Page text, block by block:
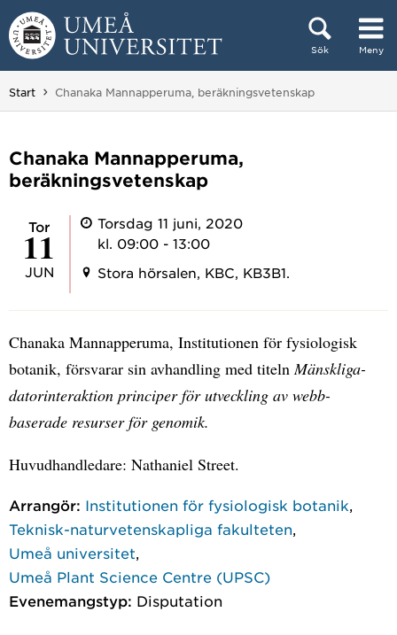
Hoppa direkt till innehållet
Sök Meny
Huvudmenyn dold.
Start Du är här:
Chanaka Mannapperuma, beräkningsvetenskap
Chanaka Mannapperuma,
beräkningsvetenskap
tor
11
JUN
Torsdag 11 juni, 2020
kl. 09:00 - 13:00
Stora hörsalen, KBC, KB3B1.
Chanaka Mannapperuma, Institutionen för fysiologisk
botanik, försvarar sin avhandling med titeln Mänskliga-
datorinteraktion principer för utveckling av webb-
baserade resurser för genomik.
Huvudhandledare: Nathaniel Street.
Arrangör: Institutionen för fysiologisk botanik
Teknisk-naturvetenskapliga fakulteten
Umeå universitet
Umeå Plant Science Centre (UPSC)
Evenemangstyp: Disputation